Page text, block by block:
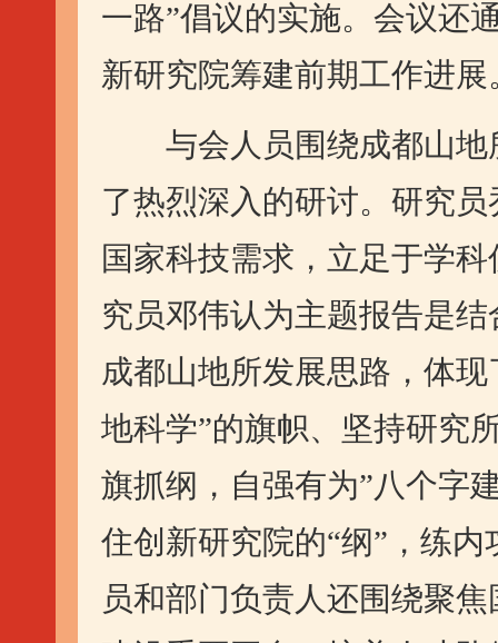
一路”倡议的实施。会议还
新研究院筹建前期工作进展
与会人员围绕成都山地
了热烈深入的研讨。研究
国家科技需求，立足于学
究员邓伟认为主题报告是
成都山地所发展思路，体
地科学”的旗帜、坚持研究
旗抓纲，自强有为”八个字
住创新研究院的“纲”，练
员和部门负责人还围绕聚